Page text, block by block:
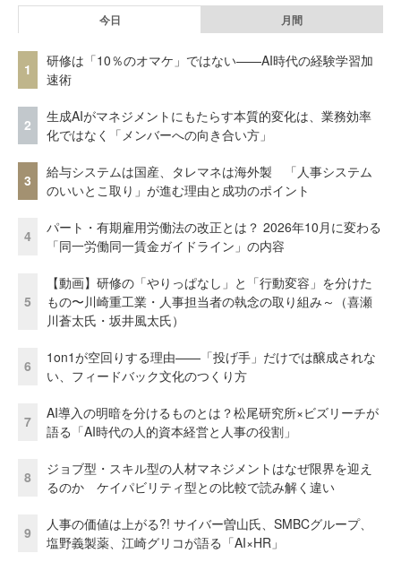
今日 月間
1
研修は「10％のオマケ」ではない——AI時代の経験学習加
速術
2
生成AIがマネジメントにもたらす本質的変化は、業務効率
化ではなく「メンバーへの向き合い方」
3
給与システムは国産、タレマネは海外製 「人事システム
のいいとこ取り」が進む理由と成功のポイント
4
パート・有期雇用労働法の改正とは？ 2026年10月に変わる
「同一労働同一賃金ガイドライン」の内容
5
【動画】研修の「やりっぱなし」と「行動変容」を分けた
もの〜川崎重工業・人事担当者の執念の取り組み～（喜瀬
川蒼太氏・坂井風太氏）
6
1on1が空回りする理由——「投げ手」だけでは醸成されな
い、フィードバック文化のつくり方
7
AI導入の明暗を分けるものとは？松尾研究所×ビズリーチが
語る「AI時代の人的資本経営と人事の役割」
8
ジョブ型・スキル型の人材マネジメントはなぜ限界を迎え
るのか ケイパビリティ型との比較で読み解く違い
9
人事の価値は上がる?! サイバー曽山氏、SMBCグループ、
塩野義製薬、江崎グリコが語る「AI×HR」